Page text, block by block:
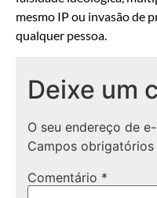
mesmo IP ou invasão de
qualquer pessoa.
Deixe um
O seu endereço de
Campos
Comentário *